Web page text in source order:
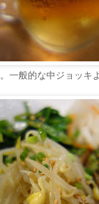
一般的な中ジョッキ